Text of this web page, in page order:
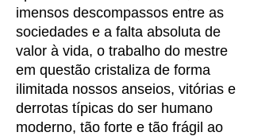
imensos descompassos entre as
sociedades e a falta absoluta de
valor à vida, o trabalho do mestre
em questão cristaliza de forma
ilimitada nossos anseios, vitórias e
derrotas típicas do ser humano
moderno, tão forte e tão frágil ao